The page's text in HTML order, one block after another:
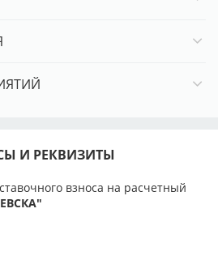
собак для участия в выставке
собаку, подписанный
собаки,
добровольного целевого
при регистрации в
И РЕКВИЗИТЫ
взноса на расчетный